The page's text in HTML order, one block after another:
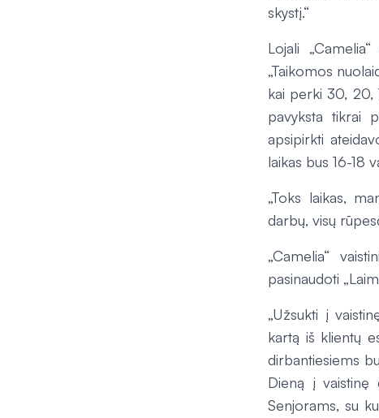
skystį.“
Lojali
„Taikomos
kai perki 30, 20,
pavyksta tikrai
apsipirkti
laikas bus 16-18
„Toks laikas,
darbų, visų
„Camelia“
pasinaudoti
„Užsukti į
kartą iš klientų
dirbantiesiems
Dieną į vaistinę
Senjorams, su